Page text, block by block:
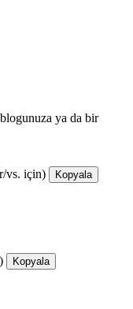
ya da bir
vs. için) Kopyala
Kopyala